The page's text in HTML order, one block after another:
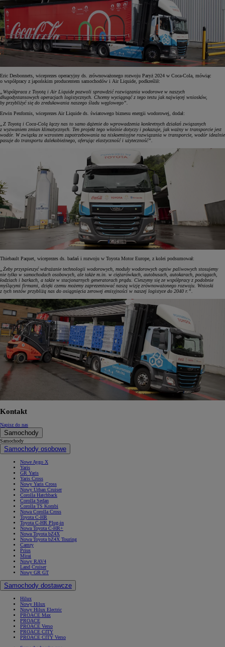
Eric Desbonnets, wiceprezes operacyjny ds. zrównoważonego rozwoju Paryż 2024 w Coca-Cola, mówiąc
o współpracy z japońskim producentem samochodów i Air Liquide, podkreślił:
„Współpraca z Toyotą i Air Liquide pozwoli sprawdzić rozwiązania wodorowe w naszych
długodystansowych operacjach logistycznych. Chcemy wyciągnąć z tego testu jak najwięcej wniosków,
by przybliżyć się do zredukowania naszego śladu węglowego”.
Erwin Penfornis, wiceprezes Air Liquide ds. światowego biznesu energii wodorowej, dodał:
„Z Toyotą i Coca-Colą łączy nas to samo dążenie do wprowadzenia konkretnych działań związanych
z wyzwaniem zmian klimatycznych. Ten projekt tego właśnie dotyczy i pokazuje, jak ważny w transporcie jest
wodór. W związku ze wzrostem zapotrzebowania na niskoemisyjne rozwiązania w transporcie, wodór idealnie
pasuje do transportu dalekobieżnego, oferując elastyczność i użyteczność”.
Thiebault Paquet, wiceprezes ds. badań i rozwoju w Toyota Motor Europe, z kolei podsumował:
„Żeby przyspieszyć wdrażanie technologii wodorowych, moduły wodorowych ogniw paliwowych stosujemy
nie tylko w samochodach osobowych, ale także m.in. w ciężarówkach, autobusach, autokarach, pociągach,
łodziach i barkach, a także w stacjonarnych generatorach prądu. Cieszymy się ze współpracy z podobnie
myślącymi firmami, dzięki czemu możemy zaprezentować naszą wizję zrównoważonego rozwoju. Wnioski
z tych testów przybliżą nas do osiągnięcia zerowej emisyjności w naszej logistyce do 2040 r.”.
Kontakt
Napisz do nas
Samochody
Samochody
Samochody osobowe
Nowe Aygo X
Yaris
GR Yaris
Yaris Cross
Nowy Yaris Cross
Nowy Urban Cruiser
Corolla Hatchback
Corolla Sedan
Corolla TS Kombi
Nowa Corolla Cross
Toyota C-HR
Toyota C-HR Plug-in
Nowa Toyota C-HR+
Nowa Toyota bZ4X
Nowa Toyota bZ4X Touring
Camry
Prius
Mirai
Nowy RAV4
Land Cruiser
Nowy GR GT
Samochody dostawcze
Hilux
Nowy Hilux
Nowy Hilux Electric
PROACE Max
PROACE
PROACE Verso
PROACE CITY
PROACE CITY Verso